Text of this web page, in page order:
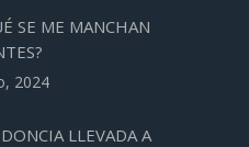
SE ME MANCHAN
2024
LLEVADA A